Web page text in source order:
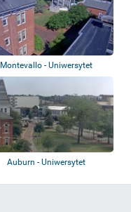
Montevallo - Uniwersytet
Auburn - Uniwersytet